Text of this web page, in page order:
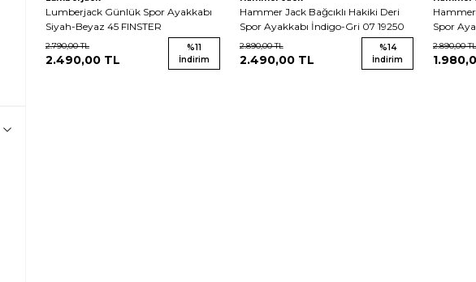
Lumberjack Günlük Spor Ayakkabı
Siyah-Beyaz 45 FINSTER
2.790,00TL
2.490,00 TL
%11
İndirim
Hammer Jack Bağcıklı Hakiki Deri
Spor Ayakkabı İndigo-Gri 07 19250
2.890,00TL
2.490,00TL
%14
İndirim
Hammer
Spor
2.890,00TL